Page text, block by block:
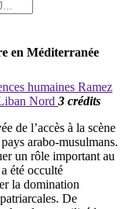
en Méditerranée
humaines Ramez
Nord 3 crédits
de l’accès à la scène
arabo-musulmans.
un rôle important au
été occulté
la domination
De